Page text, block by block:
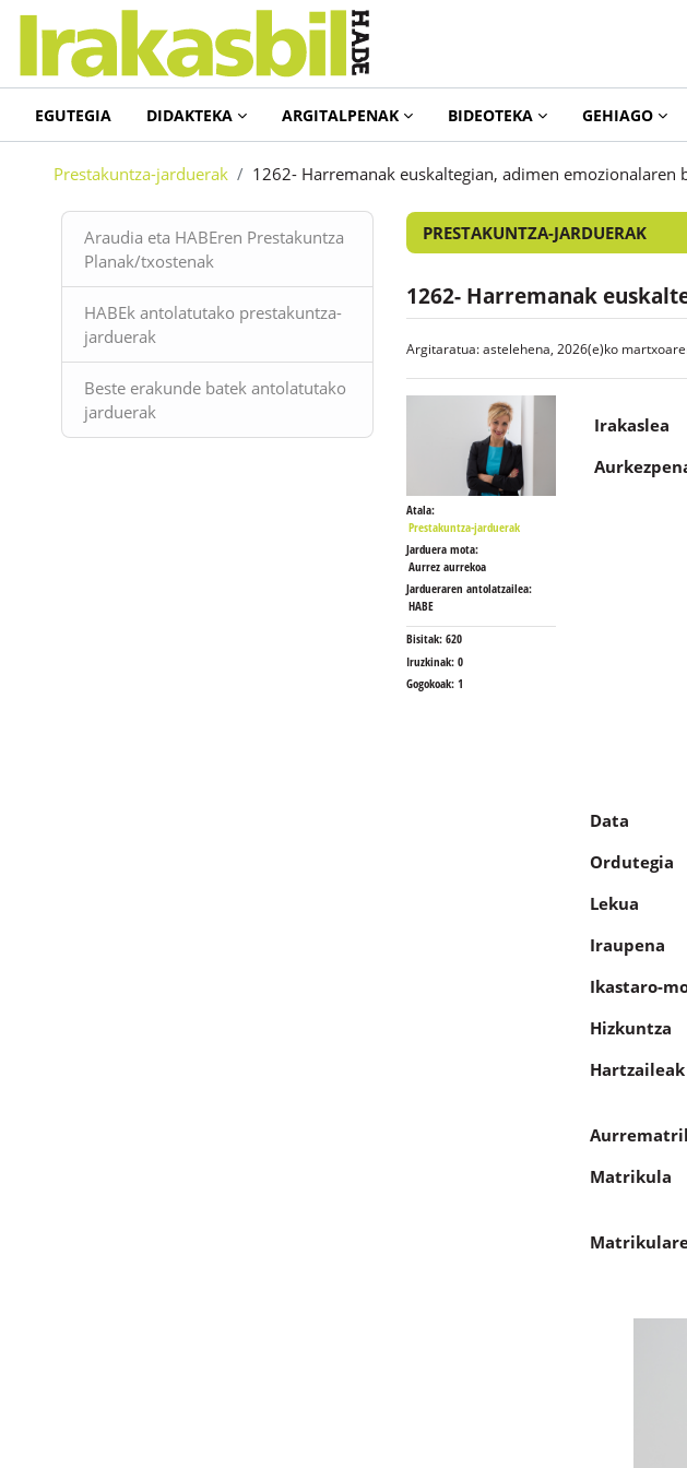
Joan eduki nagusira zuzenean
EGUTEGIA
DIDAKTEKA ARGITALPENAK BIDEOTEKA GEHIAGO
Prestakuntza-jarduerak 1262- Harremanak euskaltegian, adimen emozionalaren
Blokeak
Araudia eta HABEren Prestakuntza
Planak/txostenak
HABEk antolatutako prestakuntza-
jarduerak
Beste erakunde batek antolatutako
jarduerak
PRESTAKUNTZA-JARDUERAK
1262- Harremanak
Argitaratua: astelehena, 2026(e)ko
Atala:
Prestakuntza-jarduerak
Jarduera mota:
Aurrez aurrekoa
Jardueraren antolatzailea:
HABE
Bisitak: 620
Iruzkinak: 0
Gogokoak: 1
Irakaslea
Data
Ordutegia
Lekua
Iraupena
Ikastaro-
Hizkuntza
Hartzaileak
Matrikula